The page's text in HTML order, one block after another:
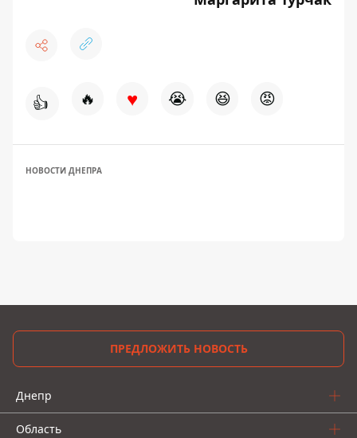
👍 🔥 ♥ 😭 😆 😡
НОВОСТИ ДНЕПРА
ПРЕДЛОЖИТЬ НОВОСТЬ
Днепр
Область